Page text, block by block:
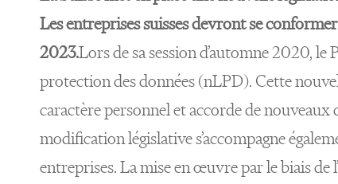
Les entreprises suisses devront se
2023.Lors de sa session d’automne 2020,
protection des données (nLPD). Cette
caractère personnel et accorde de
modification législative s’accompagne
entreprises. La mise en œuvre par le biais de